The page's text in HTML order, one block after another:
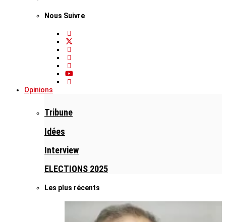
Nous Suivre
Opinions
Tribune
Idées
Interview
ELECTIONS 2025
Les plus récents